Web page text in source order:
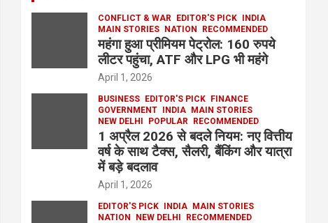
CONFLICT & WAR EDITOR'S PICK INDIA
MAIN STORIES NATION RECOMMENDED
महंगा हुआ प्रीमियम पेट्रोल: 160 रुपये
लीटर पहुंचा, ATF और LPG भी महंगे
April 1, 2026
BUSINESS EDITOR'S PICK FINANCE
GOVERNMENT INDIA MAIN STORIES
NEW DELHI
POPULAR RECOMMENDED
1 अप्रैल 2026 से बदले नियम: नए वित्तीय
वर्ष के साथ टैक्स, सैलरी, बैंकिंग और यात्रा
में बड़े बदलाव
April 1, 2026
EDITOR'S PICK INDIA MAIN STORIES
NATION
NEW DELHI RECOMMENDED